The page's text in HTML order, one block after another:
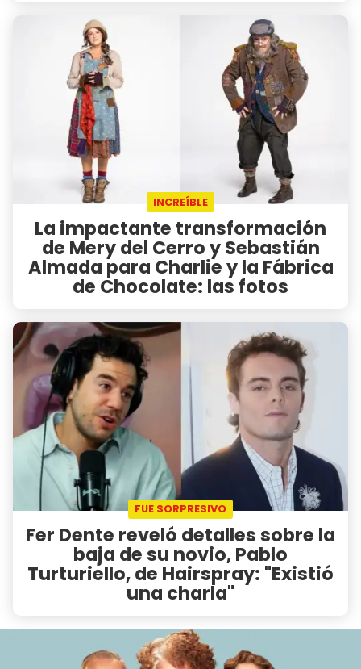
INCREÍBLE
La impactante transformación
de Mery del Cerro y Sebastián
Almada para Charlie y la Fábrica
de Chocolate: las fotos
FUE SORPRESIVO
Fer Dente reveló detalles sobre la
baja de su novio, Pablo
Turturiello, de Hairspray: "Existió
una charla"